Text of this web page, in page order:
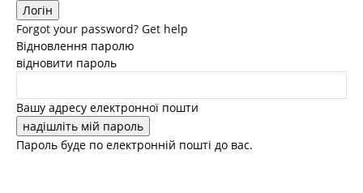
Forgot your password? Get help
Відновлення паролю
відновити пароль
Вашу адресу електронної пошти
Пароль буде по електронній пошті до вас.